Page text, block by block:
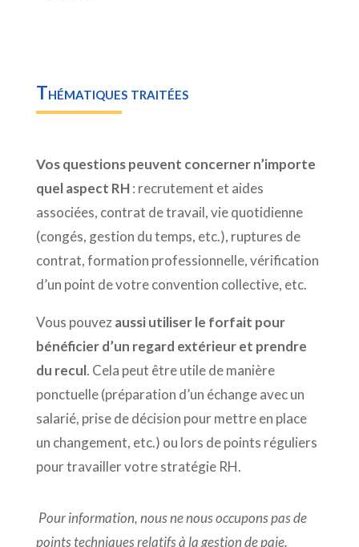
Thématiques traitées
Vos questions peuvent concerner n’importe
quel aspect RH: recrutement et aides
associées, contrat de travail, vie quotidienne
(congés, gestion du temps, etc.), ruptures de
contrat, formation professionnelle, vérification
d’un point de votre convention collective, etc.
Vous pouvezaussi utiliser le forfait pour
bénéficier d’un regard extérieur et prendre
du recul. Cela peut être utile de manière
ponctuelle (préparation d’un échange avec un
salarié, prise de décision pour mettre en place
un changement, etc.) ou lors de points réguliers
pour travailler votre stratégie RH.
Pour information, nous ne nous occupons pas de
points techniques relatifs à la gestion de paie.